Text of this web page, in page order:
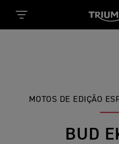
MOTOS DE EDIÇÃO
BUD